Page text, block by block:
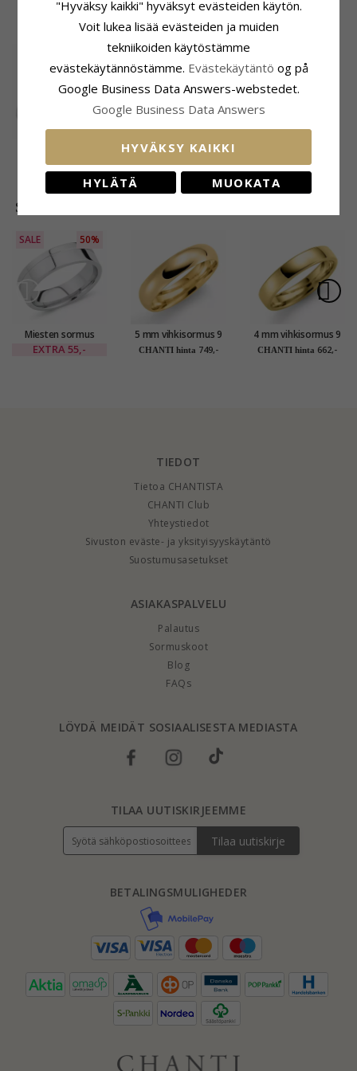
ASIAKKAAT OSTAVAT MYÖS
sormus 14 karaatin
valkokultaa
CHANTI hinta 2552,-
SUOSITUIMMAT TUOTTEET LUOKASSA
SALE 50%
Miesten sormus
rodinoitua hopeaa
EXTRA55,-
5 mm vihkisormus 9
karaatin kultaa
CHANTI hinta 749,-
4 mm vihkisormus 9
karaatin kultaa
CHANTI hinta 662,-
TIEDOT
Tietoa CHANTISTA
CHANTI Club
Yhteystiedot
Sivuston eväste- ja yksityisyyskäytäntö
Suostumusasetukset
ASIAKASPALVELU
Palautus
Sormuskoot
Blog
FAQs
LÖYDÄ MEIDÄT SOSIAALISESTA MEDIASTA
BETALINGSMULIGHEDER
TILAA UUTISKIRJEEMME
Tilaa uutiskirje
"Hyväksy kaikki" hyväksyt evästeiden käytön.
Voit lukea lisää evästeiden ja muiden
tekniikoiden käytöstämme
evästekäytännöstämme. Evästekäytäntö og på
Google Business Data Answers-webstedet.
Google Business Data Answers
HYVÄKSY KAIKKI
HYLÄTÄ MUOKATA